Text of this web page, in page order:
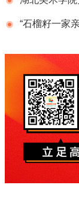
发布会在京成功
新时代教育家精
“石榴籽一家